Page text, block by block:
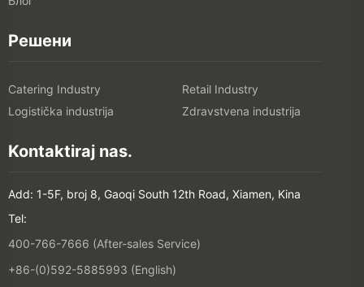
Решени
Catering Industry
Retail Industry
Logistička industrija
Zdravstvena industrija
Kontaktiraj nas.
Add: 1-5F, broj 8, Gaoqi South 12th Road, Xiamen, Kina
Tel:
400-766-7666 (After-sales Service)
+86-(0)592-5885993 (English)